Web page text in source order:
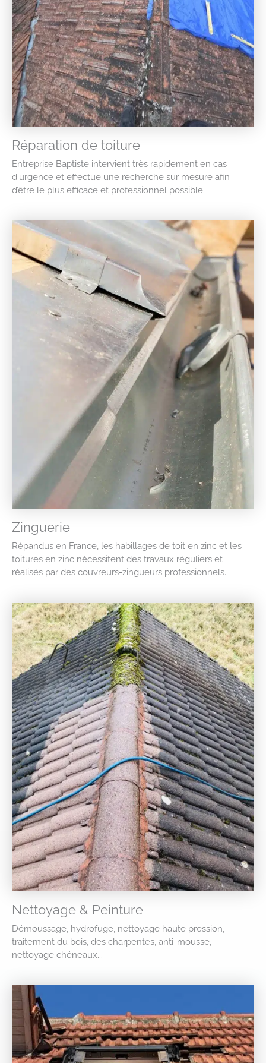
Réparation de toiture
Entreprise Baptiste intervient très rapidement en cas
d'urgence et effectue une recherche sur mesure afin
d’être le plus efficace et professionnel possible.
Zinguerie
Répandus en France, les habillages de toit en zinc et les
toitures en zinc nécessitent des travaux réguliers et
réalisés par des couvreurs-zingueurs professionnels.
Nettoyage & Peinture
Démoussage, hydrofuge, nettoyage haute pression,
traitement du bois, des charpentes, anti-mousse,
nettoyage chéneaux...